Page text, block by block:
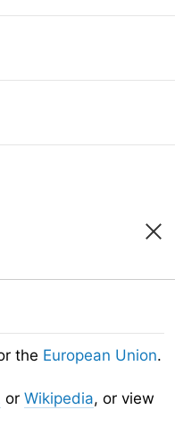
the European Union.
or Wikipedia, or view